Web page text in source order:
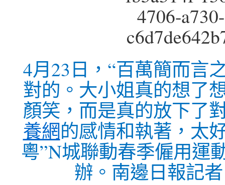
4月23日，“百萬簡而言
對的。大小姐真的想了
顏笑，而是真的放下了
養網的感情和執著，太
粵”N城聯動春季僱用運
辦。南邊日報記